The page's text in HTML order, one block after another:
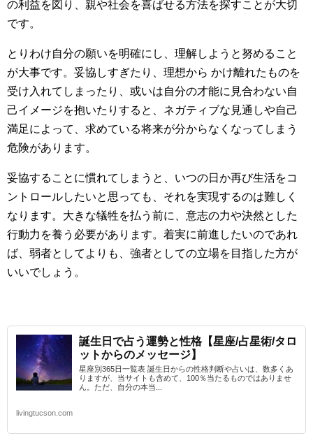
の利益を図り、親や社会を喜ばせる方法を探すことが大切
です。
とりわけ自分の願いを明確にし、理解しようと努めること
が大事です。妥協しすぎたり、理想から かけ離れたものを
受け入れてしまったり、或いは自分の才能に見合わない自
己イメージを抱いたりすると、ネガティブな見通しや自己
満足によって、求めている将来が分からなくなってしまう
危険があります。
妥協することに慣れてしまうと、いつの日か再び生活をコ
ントロールしたいと思っても、それを実現するのは難しく
なります。大きな犠牲を払う前に、意志の力や決然とした
行動力を養う必要があります。着実に前進したいのであれ
ば、弱者としてよりも、強者としての立場を目指した方が
いいでしょう。
誕生日で占う運勢と性格【星座/占星術/タロ
ットからのメッセージ】
星座別365日一覧表 誕生日からの性格判断や占いは、数多くあ
りますが、当サイトも含めて、100％当たるものではありませ
ん。ただ、自分の本当...
livingtucson.com